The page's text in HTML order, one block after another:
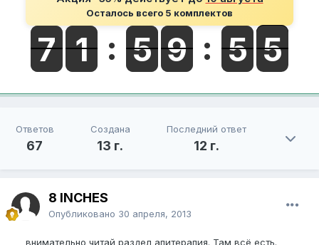
Осталось всего 5 комплектов
Ответов
67
Создана
13 г.
Последний ответ
12 г.
8 INCHES
Опубликовано 30 апреля, 2013
внимательно читай раздел апитерапия. Там всё есть.